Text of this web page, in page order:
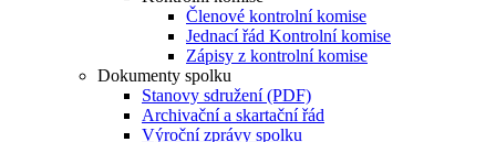
Členové kontrolní komise
Jednací řád Kontrolní komise
Zápisy z kontrolní komise
Dokumenty spolku
Stanovy sdružení (PDF)
Archivační a skartační řád
Výroční zprávy spolku